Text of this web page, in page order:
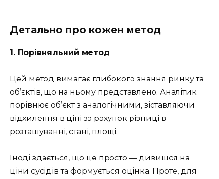
Детально про кожен метод
1. Порівняльний метод
Цей метод вимагає глибокого знання ринку та
об’єктів, що на ньому представлено. Аналітик
порівнює об’єкт з аналогічними, зіставляючи
відхилення в ціні за рахунок різниці в
розташуванні, стані, площі.
Іноді здається, що це просто — дивишся на
ціни сусідів та формується оцінка. Проте, для